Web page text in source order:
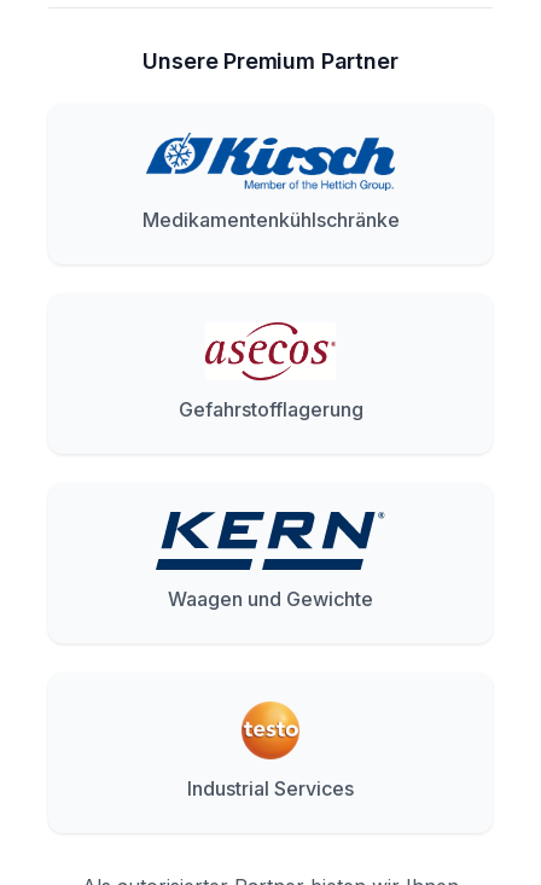
Unsere Premium Partner
Medikamentenkühlschränke
Gefahrstofflagerung
Waagen und Gewichte
Industrial Services